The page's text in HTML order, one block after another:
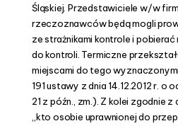
Śląskiej. Przedstawiciele w/w
rzeczoznawców będą mogli
ze strażnikami kontrole i pobierać
do kontroli. Termiczne
miejscami do tego
191 ustawy z dnia 14.12.2012 r. o
21 z późn., zm.). Z kolei zgodnie
„kto osobie uprawnionej do